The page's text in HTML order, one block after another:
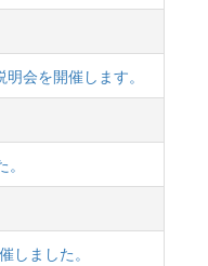
会を開催します。
しました。